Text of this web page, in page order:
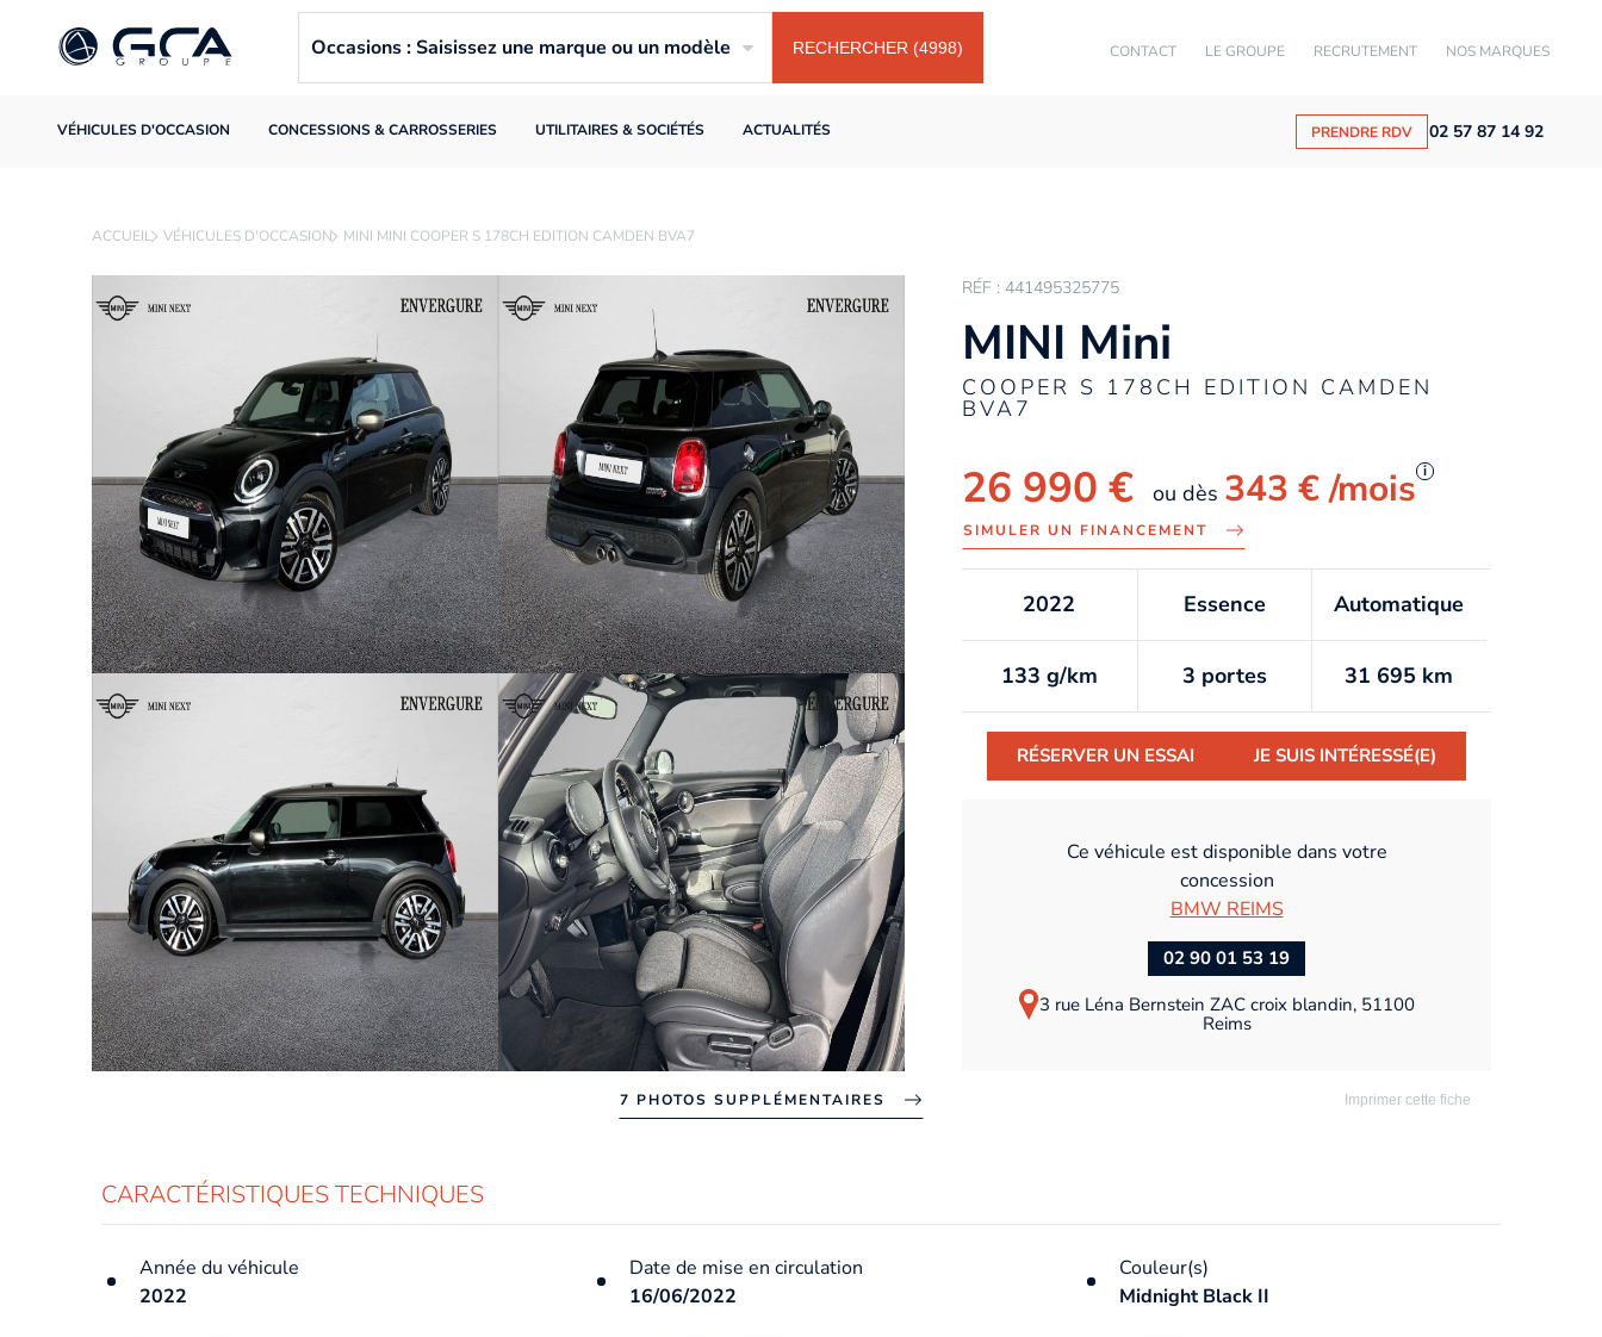
CONTACT LE GROUPE RECRUTEMENT NOS MARQUES
VÉHICULES D'OCCASION CONCESSIONS & CARROSSERIES UTILITAIRES & SOCIÉTÉS ACTUALITÉS PRENDRE RDV 02 57 87 14 92
Occasions : Saisissez une marque ou un modèle RECHERCHER (4998)
ACCUEIL VÉHICULES D'OCCASION MINI MINI COOPER S 178CH EDITION CAMDEN BVA7
7 PHOTOS SUPPLÉMENTAIRES
RÉF : 441495325775
MINI Mini
COOPER S 178CH EDITION CAMDEN
BVA7
26 990 € ou dès 343 €/mois i
SIMULER UN FINANCEMENT
2022 Essence Automatique
133 g/km 3 portes 31 695 km
RÉSERVER UN ESSAI JE SUIS INTÉRESSÉ(E)
Ce véhicule est disponible dans votre
concession
BMW REIMS
02 90 01 53 19
3 rue Léna Bernstein ZAC croix blandin, 51100
Reims
Imprimer cette fiche
CARACTÉRISTIQUES TECHNIQUES
Année du véhicule
2022
Date de mise en circulation
16/06/2022
Couleur(s)
Midnight Black II